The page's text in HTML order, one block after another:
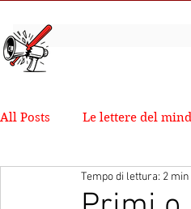
All Posts Le lettere del
Tempo di lettura: 2 min